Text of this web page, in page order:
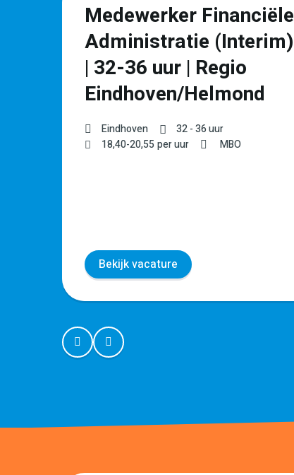
Medewerker Financiële
Administratie (Interim)
| 32-36 uur | Regio
Eindhoven/Helmond
Eindhoven
32 - 36 uur
18,40-20,55per uur MBO
Bekijk vacature